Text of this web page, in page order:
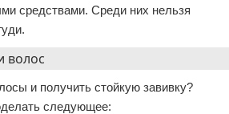
средствами. Среди них нельзя
и получить стойкую завивку?
следующее: